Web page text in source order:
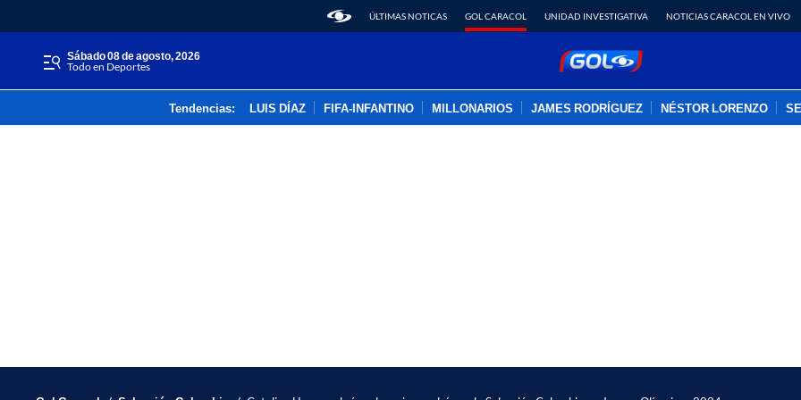
ÚLTIMAS NOTICAS GOL CARACOL UNIDAD INVESTIGATIVA NOTICIAS CARACOL EN VIVO
sábado 08 de agosto, 2026
Todo en Deportes
Tendencias: LUIS DÍAZ FIFA-INFANTINO MILLONARIOS JAMES RODRÍGUEZ NÉSTOR LORENZO